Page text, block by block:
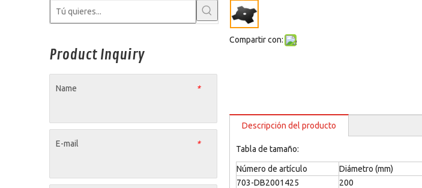
Product Inquiry
*
Name
*
E-mail
Compartir con:
Descripción del producto
Tabla de tamaño:
Número de artículo Diámetro (mm)
703-DB2001425
200